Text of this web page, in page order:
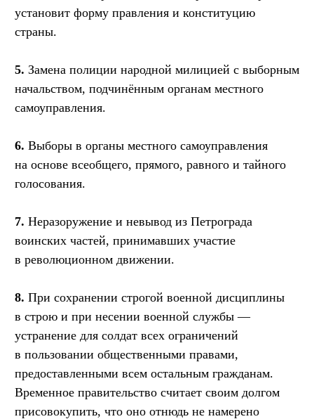
установит форму правления и конституцию
страны.
5. Замена полиции народной милицией с выборным
начальством, подчинённым органам местного
самоуправления.
6. Выборы в органы местного самоуправления
на основе всеобщего, прямого, равного и тайного
голосования.
7. Неразоружение и невывод из Петрограда
воинских частей, принимавших участие
в революционном движении.
8. При сохранении строгой военной дисциплины
в строю и при несении военной службы —
устранение для солдат всех ограничений
в пользовании общественными правами,
предоставленными всем остальным гражданам.
Временное правительство считает своим долгом
присовокупить, что оно отнюдь не намерено